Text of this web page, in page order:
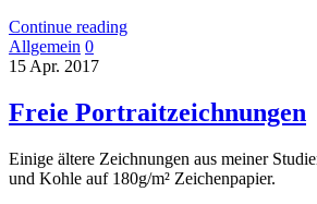
Continue reading
Allgemein 0
15 Apr. 2017
Freie Portraitzeichnungen
Einige ältere Zeichnungen aus meiner
und Kohle auf 180g/m² Zeichenpapier.